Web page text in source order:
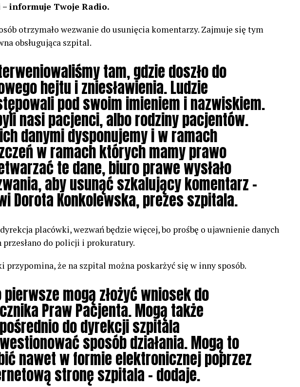
– informuje Twoje Radio.
otrzymało wezwanie do usunięcia komentarzy. Zajmuje się tym
obsługująca szpital.
tam, gdzie doszło do
hejtu i zniesławienia. Ludzie
pod swoim imieniem i nazwiskiem.
nasi pacjenci, albo rodziny pacjentów.
danymi dysponujemy i w ramach
w ramach których mamy prawo
te dane, biuro prawe wysłało
aby usunąć szkalujący komentarz –
Dorota Konkolewska, prezes szpitala.
yrekcja placówki, wezwań będzie więcej, bo prośbę o ujawnienie danych
przesłano do policji i prokuratury.
przypomina, że na szpital można poskarżyć się w inny sposób.
pierwsze mogą złożyć wniosek do
Praw Pacjenta. Mogą także
do dyrekcji szpitala
sposób działania. Mogą to
nawet w formie elektronicznej poprzez
stronę szpitala – dodaje.